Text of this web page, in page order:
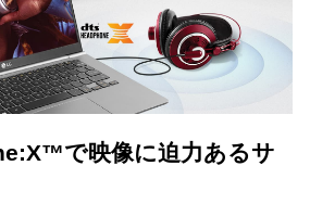
で映像に迫力あるサ